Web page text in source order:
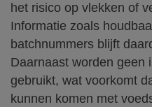
het risico op vlekken of
Informatie zoals
batchnummers blijft
Daarnaast worden geen
gebruikt, wat voorkomt
kunnen komen met